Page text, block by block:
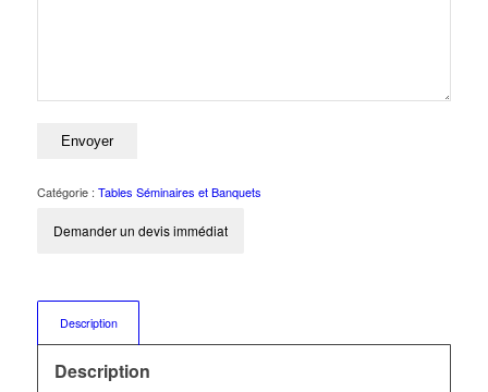
Catégorie : Tables Séminaires et Banquets
Demander un devis immédiat
Description
Description